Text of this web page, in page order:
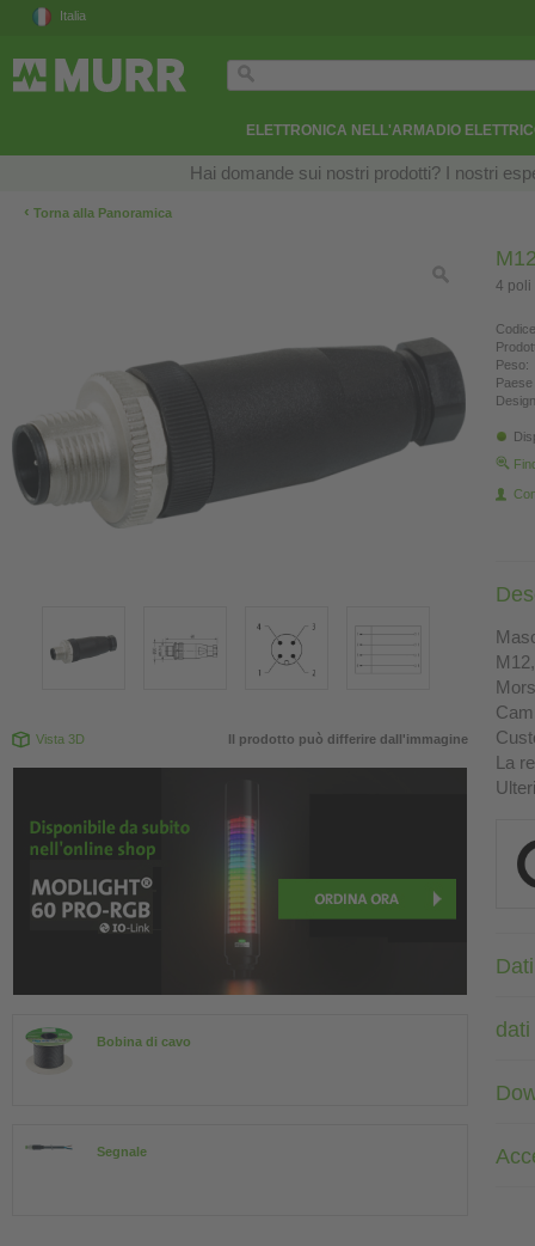
Italia
ELETTRONICA NELL'ARMADIO
Hai domande sui nostri prodotti? I nostri
‹ Torna alla Panoramica
Vista 3D Il prodotto può differire dall'immagine
Bobina di cavo
Segnale
4 poli
Peso:
La